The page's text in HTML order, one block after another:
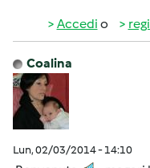
Accedi o
Coalina
Lun, 02/03/2014 - 14:10